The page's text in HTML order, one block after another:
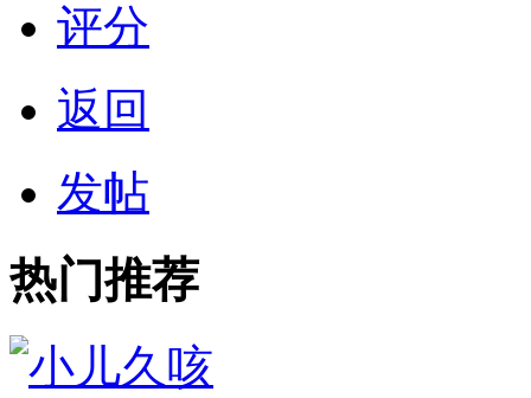
评分
返回
发帖
热门推荐